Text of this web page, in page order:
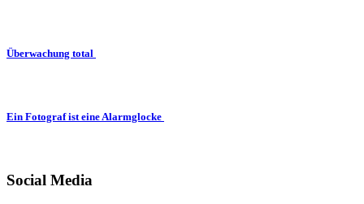
Überwachung total
Ein Fotograf ist eine Alarmglocke
Social Media